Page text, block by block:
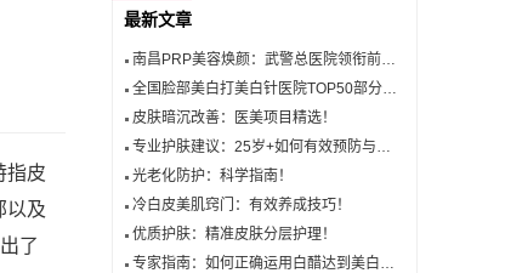
指皮
以及
了
最新文章
南昌PRP美容焕颜：武警总医院领衔前三名医院推荐！
全国脸部美白打美白针医院TOP50部分医院推荐
皮肤暗沉改善：医美项目精选！
专业护肤建议：25岁+如何有效预防与修复皱纹？
光老化防护：科学指南！
冷白皮美肌窍门：有效养成技巧！
优质护肤：精准皮肤分层护理！
专家指南：如何正确运用白醋达到美白效果！